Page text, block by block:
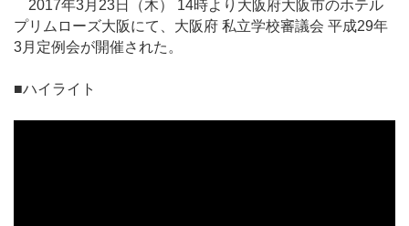
2017年3月23日（木） 14時より大阪府大阪市のホテル
プリムローズ大阪にて、大阪府 私立学校審議会 平成29年
3月定例会が開催された。
■ハイライト